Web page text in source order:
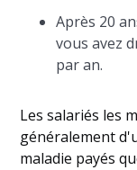
Après 20
vous avez
par an.
Les salariés les
généralement
maladie payés